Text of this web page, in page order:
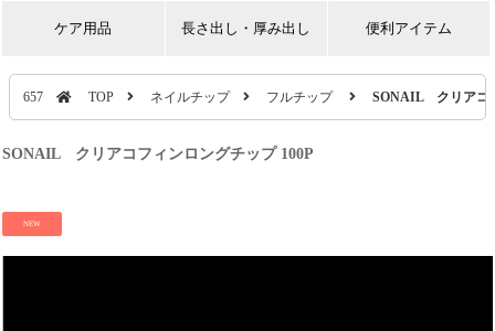
ケア用品 長さ出し・厚み出し 便利アイテム
657 TOP ネイルチップ フルチップ SONAIL クリアコ
SONAIL クリアコフィンロングチップ 100P
NEW